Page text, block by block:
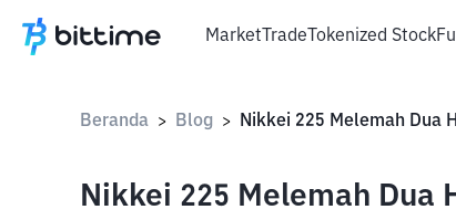
MarketTradeTokenized Stock
Beranda > Blog >
Nikkei 225 Melemah